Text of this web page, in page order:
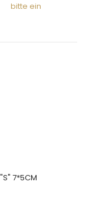
bitte ein
7*5CM